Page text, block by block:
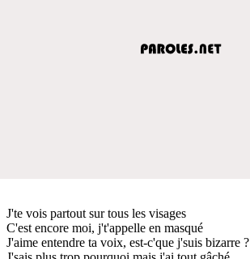
J'te vois partout sur tous les visages
C'est encore moi, j't'appelle en masqué
J'aime entendre ta voix, est-c'que j'suis bizarre ?